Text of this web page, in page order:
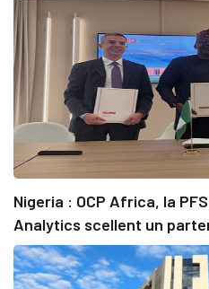
Nigeria : OCP Africa, la
Analytics scellent un